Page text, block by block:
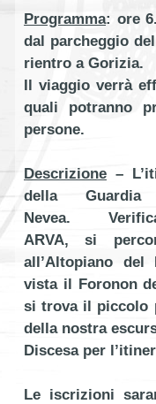
Programma: ore
dal parcheggio
rientro a Gorizia.
Il viaggio verrà
quali potranno
persone.
Descrizione –
della
Nevea.
ARVA, si
all’Altopiano
vista il Foronon
si trova il piccolo
della nostra
Discesa per
Le iscrizioni